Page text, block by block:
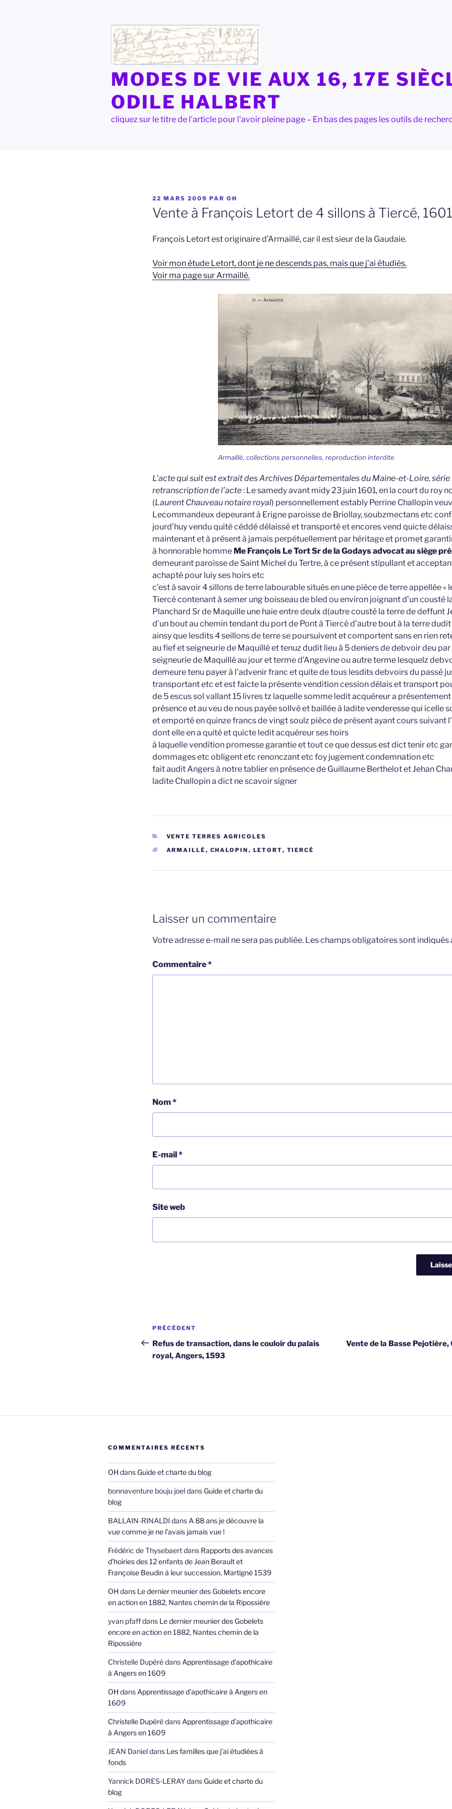
MODES DE VIE AUX 16, 17E
ODILE HALBERT
cliquez sur le titre de l'article pour l'avoir pleine page – En bas des pages les outils de
PUBLIÉ
LE
22 MARS 2009 PAR OH
Vente à François Letort de 4 sillons à Tiercé, 1601
François Letort est originaire d’Armaillé, car il est sieur de la Gaudaie.
Voir mon étude Letort, dont je ne descends pas, mais que j’ai étudiés.
Voir ma page sur Armaillé.
Armaillé, collections personnelles, reproduction interdite
L’acte qui suit est extrait des Archives Départementales du Maine-et-Loire,
retranscription de l’acte: Le samedy avant midy 23 juin 1601, en la court du roy
(Laurent Chauveau notaire royal) personnellement estably Perrine Challopin
Lecommandeux depeurant à Erigne paroisse de Briollay, soubzmectans etc
jourd’huy vendu quité céddé délaissé et transporté et encores vend quicte
maintenant et à présent à jamais perpétuellement par héritage et promet
à honnorable homme Me François Le Tort Sr de la Godays advocat au siège
demeurant paroisse de Saint Michel du Tertre, à ce présent stipullant et
achapté pour luiy ses hoirs etc
c’est à savoir 4 sillons de terre labourable situés en une pièce de terre appellée «
Tiercé contenant à semer ung boisseau de bled ou environ joignant d’un cousté
Planchard Sr de Maquille une haie entre deulx d(autre cousté la terre de deffunt
d’un bout au chemin tendant du port de Pont à Tiercé d’autre bout à la terre
ainsy que lesdits 4 seillons de terre se poursuivent et comportent sans en rien
au fief et seigneurie de Maquillé et tenuz dudit lieu à 5 deniers de debvoir deu par
seigneurie de Maquillé au jour et terme d’Angevine ou autre terme lesquelz
demeure tenu payer à l’advenir franc et quite de tous lesdits debvoirs du passé
transportant etc et est faicte la présente vendition cession délais et transport
de 5 escus sol vallant 15 livres tz laquelle somme ledit acquéreur a
présence et au veu de nous payée sollvé et baillée à ladite venderesse qui icelle
et emporté en quinze francs de vingt soulz pièce de présent ayant cours suivant
dont elle en a quité et quicte ledit acquéreur ses hoirs
à laquelle vendition promesse garantie et tout ce que dessus est dict tenir etc
dommages etc obligent etc renonczant etc foy jugement condemnation etc
fait audit Angers à notre tablier en présence de Guillaume Berthelot et Jehan
ladite Challopin a dict ne scavoir signer
CATÉGORIES
VENTE TERRES AGRICOLES
ÉTIQUETTES
ARMAILLÉ , CHALOPIN , LETORT, TIERCÉ
Laisser un commentaire
Votre adresse e-mail ne sera pas publiée. Les champs obligatoires sont indiqués
Commentaire*
Nom *
E-mail*
Site web
Navigation
de
l’article
Article
précédent
PRÉCÉDENT
Refus de transaction, dans le couloir du palais
royal, Angers, 1593
Vente de la Basse
COMMENTAIRES RÉCENTS
OH dans Guide et charte du blog
bonnaventure bouju joeldans Guide et charte du
blog
BALLAIN-RINALDI dans A 88 ans je découvre la
vue comme je ne l’avais jamais vue !
Frédéric de Thysebaertdans Rapports des avances
d’hoiries des 12 enfants de Jean Berault et
Françoise Beudin à leur succession, Martigné 1539
OH dans Le dernier meunier des Gobelets encore
en action en 1882, Nantes chemin de la Ripossière
yvan pfaffdans Le dernier meunier des Gobelets
encore en action en 1882, Nantes chemin de la
Ripossière
Christelle Dupérédans Apprentissage d’apothicaire
à Angers en 1609
OH dans Apprentissage d’apothicaire à Angers en
1609
Christelle Dupérédans Apprentissage d’apothicaire
à Angers en 1609
JEAN Danieldans Les familles que j’ai étudiées à
fonds
Yannick DORES-LERAYdans Guide et charte du
blog